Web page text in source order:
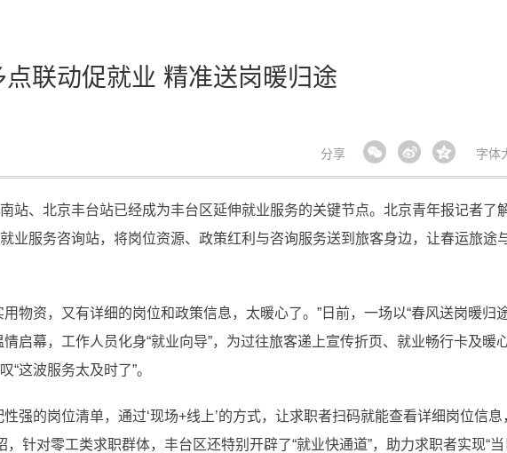
点联动促就业 精准送岗暖归途
字体
分享
、北京丰台站已经成为丰台区延伸就业服务的关键节点。北京青年报记者了
业服务咨询站，将岗位资源、政策红利与咨询服务送到旅客身边，让春运旅途
资，又有详细的岗位和政策信息，太暖心了。”日前，一场以“春风送岗暖归
启幕，工作人员化身“就业向导”，为过往旅客递上宣传折页、就业畅行卡及暖
这波服务太及时了”。
的岗位清单，通过‘现场+线上’的方式，让求职者扫码就能查看详细岗位信息
针对零工类求职群体，丰台区还特别开辟了“就业快通道”，助力求职者实现“